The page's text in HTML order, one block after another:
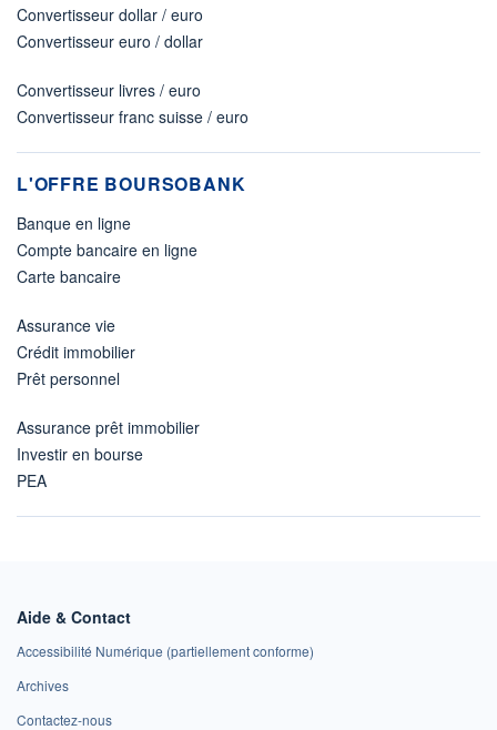
Convertisseur dollar / euro
Convertisseur euro / dollar
Convertisseur livres / euro
Convertisseur franc suisse / euro
L'OFFRE BOURSOBANK
Banque en ligne
Compte bancaire en ligne
Carte bancaire
Assurance vie
Crédit immobilier
Prêt personnel
Assurance prêt immobilier
Investir en bourse
PEA
Aide & Contact
Accessibilité Numérique (partiellement conforme)
Archives
Contactez-nous